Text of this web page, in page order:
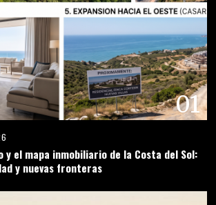
01
y el mapa inmobiliario de la Costa del Sol:
y nuevas fronteras